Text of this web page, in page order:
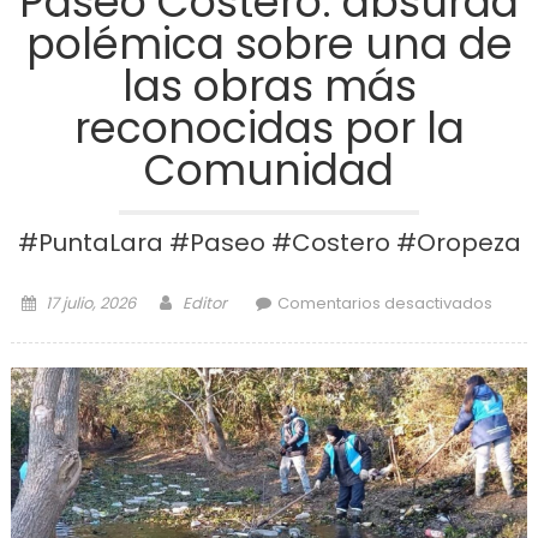
polémica sobre una de
las obras más
reconocidas por la
Comunidad
#PuntaLara #Paseo #Costero #Oropeza
Posted on
17 julio, 2026 Author
Editor Comentarios desactivados
de